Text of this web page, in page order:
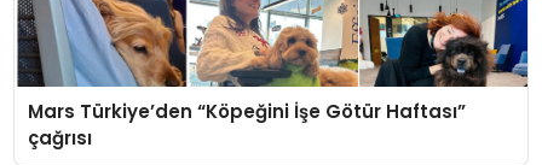
Mars Türkiye’den “Köpeğini İşe Götür Haftası”
çağrısı